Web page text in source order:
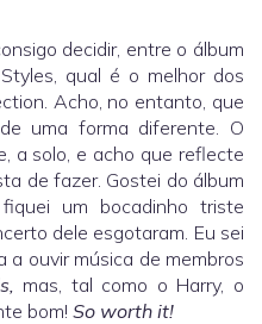
decidir, entre o álbum
qual é o melhor dos
Acho, no entanto, que
de uma forma diferente. O
a solo, e acho que reflecte
de fazer. Gostei do álbum
um bocadinho triste
dele esgotaram. Eu sei
a ouvir música de membros
mas, tal como o Harry, o
bom! So worth it!